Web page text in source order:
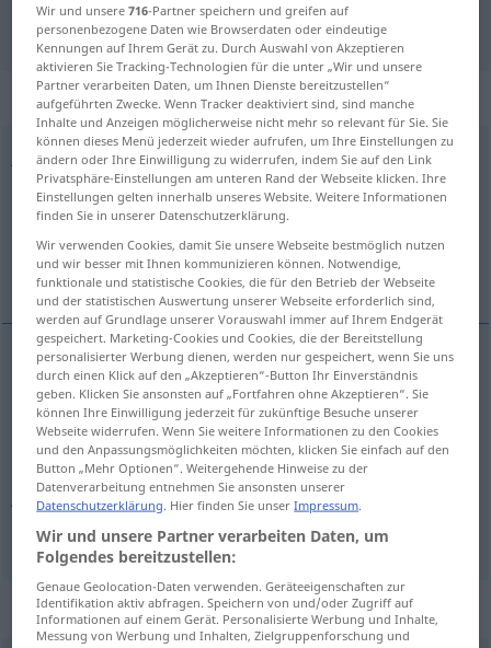
"jamais" Deutsch Übersetzung
„jamais“: adverbe
jamais [ʒamɛ]adv
Übersicht aller Übersetzungen
(Für mehr Details die Übersetzung anklicken/antippen)
niemals jemals
nie(mals) jamais < MIT NE BEIM VERB >
je(mals) jamais sens positif
Beispielsätze für "jamais"
Wir und unsere716-Partner speichern und greifen auf
personenbezogene Daten wie Browserdaten oder eindeutige
Kennungen auf Ihrem Gerät zu. Durch Auswahl von Akzeptieren
aktivieren Sie Tracking-Technologien für die unter „Wir und unsere
Partner verarbeiten Daten, um Ihnen Dienste bereitzustellen“
aufgeführten Zwecke. Wenn Tracker deaktiviert sind, sind manche
Inhalte und Anzeigen möglicherweise nicht mehr so relevant für Sie. Sie
können dieses Menü jederzeit wieder aufrufen, um Ihre Einstellungen zu
ändern oder Ihre Einwilligung zu widerrufen, indem Sie auf den Link
Privatsphäre-Einstellungen am unteren Rand der Webseite klicken. Ihre
Einstellungen gelten innerhalb unseres Website. Weitere Informationen
finden Sie in unserer Datenschutzerklärung.
Wir verwenden Cookies, damit Sie unsere Webseite bestmöglich nutzen
und wir besser mit Ihnen kommunizieren können. Notwendige,
funktionale und statistische Cookies, die für den Betrieb der Webseite
und der statistischen Auswertung unserer Webseite erforderlich sind,
werden auf Grundlage unserer Vorauswahl immer auf Ihrem Endgerät
gespeichert. Marketing-Cookies und Cookies, die der Bereitstellung
personalisierter Werbung dienen, werden nur gespeichert, wenn Sie uns
durch einen Klick auf den „Akzeptieren“-Button Ihr Einverständnis
geben. Klicken Sie ansonsten auf „Fortfahren ohne Akzeptieren“. Sie
können Ihre Einwilligung jederzeit für zukünftige Besuche unserer
Webseite widerrufen. Wenn Sie weitere Informationen zu den Cookies
und den Anpassungsmöglichkeiten möchten, klicken Sie einfach auf den
Button „Mehr Optionen“. Weitergehende Hinweise zu der
Datenverarbeitung entnehmen Sie ansonsten unserer
Datenschutzerklärung. Hier finden Sie unserImpressum.
Wir und unsere Partner verarbeiten Daten, um
Folgendes bereitzustellen:
Genaue Geolocation-Daten verwenden. Geräteeigenschaften zur
Identifikation aktiv abfragen. Speichern von und/oder Zugriff auf
Informationen auf einem Gerät. Personalisierte Werbung und Inhalte,
Messung von Werbung und Inhalten, Zielgruppenforschung und